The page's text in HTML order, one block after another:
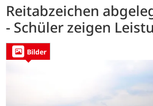
Reitabzeichen
- Schüler zeigen
Bilder